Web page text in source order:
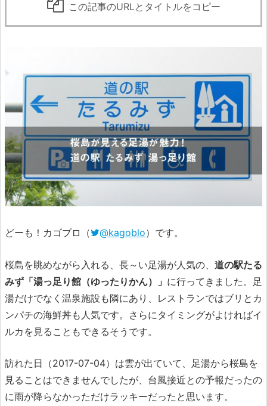
この記事のURLとタイトルをコピー
どーも！カゴブロ（ @kagoblo）です。
桜島を眺めながら入れる、長～い足湯が人気の、 道の駅たる
みず「湯っ足り館（ゆったりかん）」 に行ってきました。足
湯だけでなく温泉施設も隣にあり、レストランではブリとカ
ンパチの海鮮丼も人気です。さらにタイミングがよければイ
ルカを見ることもできるそうです。
訪れた日（2017-07-04）は雲が出ていて、足湯から桜島を
見ることはできませんでしたが、台風接近との予報だったの
に雨が降らなかっただけラッキーだったと思います。